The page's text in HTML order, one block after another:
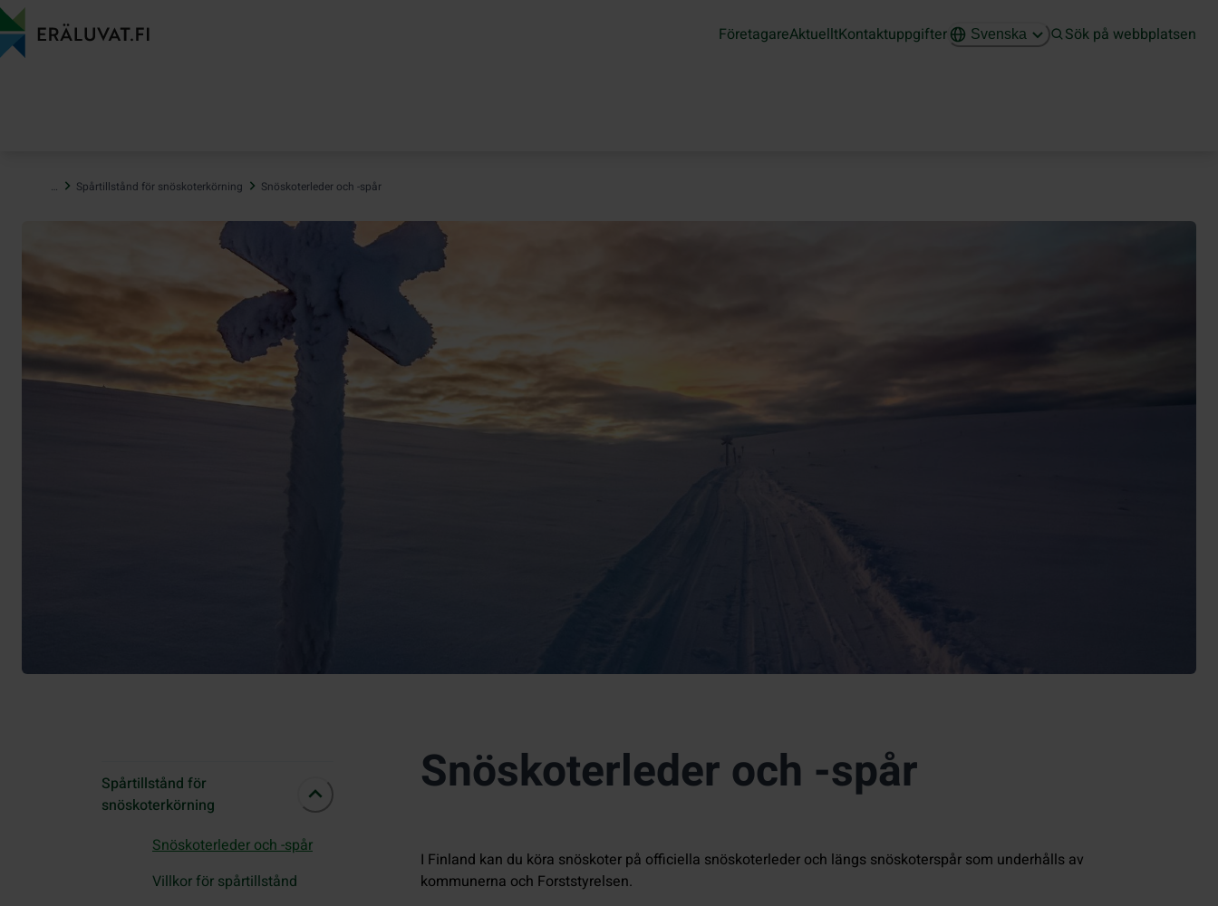
Hoppa
till
innehåll
FöretagareAktuelltKontaktuppgifter Svenska Sök på webbplatsen
… Spårtillstånd för snöskoterkörning Snöskoterleder och -spår
Spårtillstånd för
snöskoterkörning
Snöskoterleder och -spår
Villkor för spårtillstånd
Snöskoterleder och -spår
I Finland kan du köra snöskoter på officiella snöskoterleder och längs snöskoterspår som underhålls av
kommunerna och Forststyrelsen.